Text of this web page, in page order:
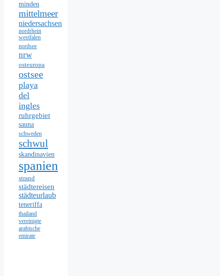
minden
mittelmeer
niedersachsen
nordrhein
westfalen
nordsee
nrw
osteuropa
ostsee
playa
del
ingles
ruhrgebiet
sauna
schweden
schwul
skandinavien
spanien
strand
städtereisen
städteurlaub
teneriffa
thailand
vereinigte
arabische
emirate